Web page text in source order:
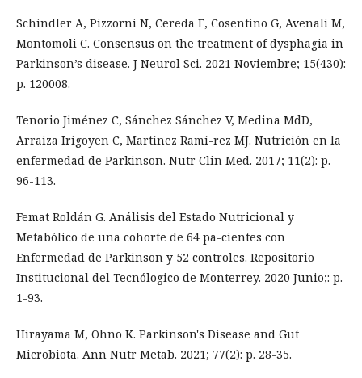
Schindler A, Pizzorni N, Cereda E, Cosentino G, Avenali M,
Montomoli C. Consensus on the treatment of dysphagia in
Parkinson’s disease. J Neurol Sci. 2021 Noviembre; 15(430):
p. 120008.
Tenorio Jiménez C, Sánchez Sánchez V, Medina MdD,
Arraiza Irigoyen C, Martínez Ramí-rez MJ. Nutrición en la
enfermedad de Parkinson. Nutr Clin Med. 2017; 11(2): p.
96-113.
Femat Roldán G. Análisis del Estado Nutricional y
Metabólico de una cohorte de 64 pa-cientes con
Enfermedad de Parkinson y 52 controles. Repositorio
Institucional del Tecnólogico de Monterrey. 2020 Junio;: p.
1-93.
Hirayama M, Ohno K. Parkinson's Disease and Gut
Microbiota. Ann Nutr Metab. 2021; 77(2): p. 28-35.